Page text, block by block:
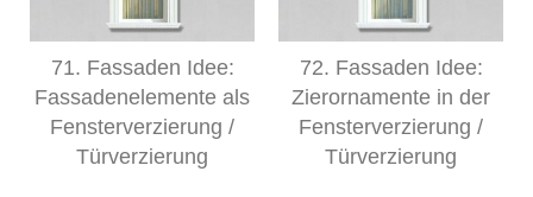
71. Fassaden Idee:
Fassadenelemente als
Fensterverzierung /
Türverzierung
72. Fassaden Idee:
Zierornamente in der
Fensterverzierung /
Türverzierung